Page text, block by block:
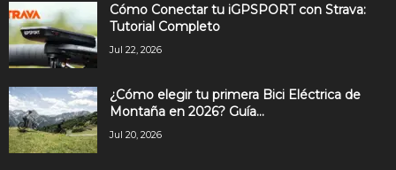
Cómo Conectar tu iGPSPORT con Strava:
Tutorial Completo
Jul 22, 2026
¿Cómo elegir tu primera Bici Eléctrica de
Montaña en 2026? Guía...
Jul 20, 2026